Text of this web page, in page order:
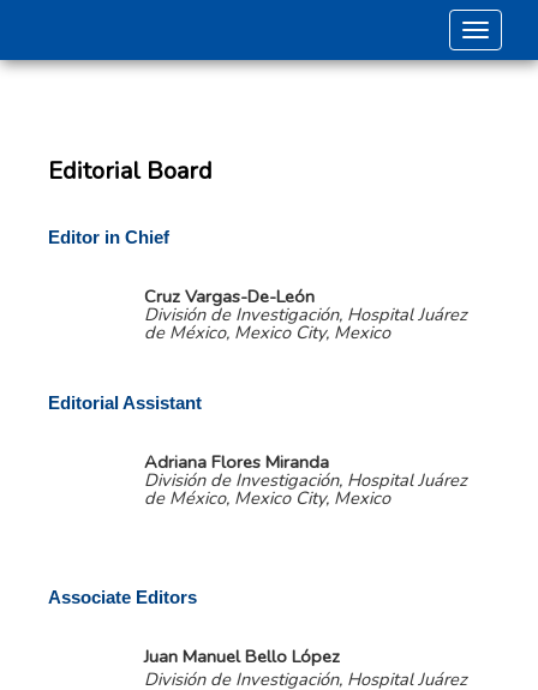
Toggle
Editorial Board
Editor in Chief
Cruz Vargas-De-León
División de Investigación, Hospital Juárez
de México, Mexico City, Mexico
Editorial Assistant
Adriana Flores Miranda
División de Investigación, Hospital Juárez
de México, Mexico City, Mexico
Associate Editors
Juan Manuel Bello López
División de Investigación, Hospital Juárez